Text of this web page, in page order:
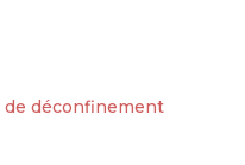
de déconfinement